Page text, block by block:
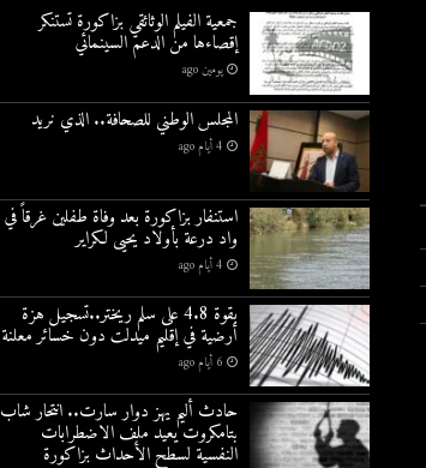
جمعية الفيلم الوثائقي بزاكورة تستنكر
إقصاءها من الدعم السينمائي
يومين ago
المجلس الوطني للصحافة.. الذي نريد
4 أيام ago
استنفار بزاكورة بعد وفاة طفلين غرقاً في
واد درعة بأولاد يحيى لكراير
4 أيام ago
بقوة 4.8 على سلم ريختر..تسجيل هزة
أرضية في إقليم ميدلت دون خسائر معلنة
6 أيام ago
حادث أليم يهز دوار سارت.. انتحار شاب
بتامكروت يعيد ملف الاضطرابات
النفسية لسطح الأحداث بزاكورة